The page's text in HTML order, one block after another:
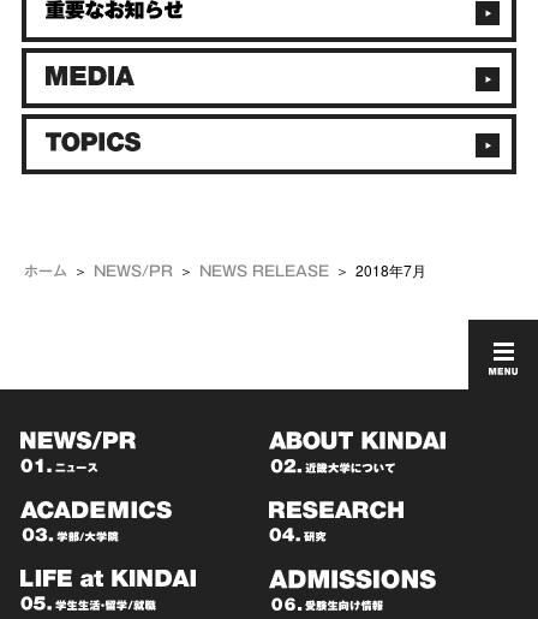
ホーム NEWS/PR NEWS RELEASE 2018年7月